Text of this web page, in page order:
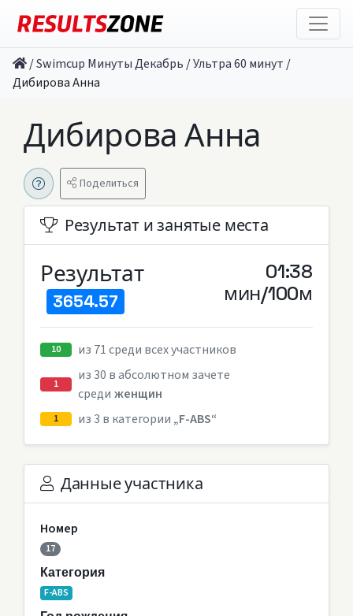
/Swimcup Минуты Декабрь /Ультра 60 минут /
Дибирова Анна
Дибирова Анна
Поделиться
Результат и занятые места
Результат
3654.57
01:38
мин/100м
10 из 71 среди всех участников
1
из 30 в абсолютном зачете
среди женщин
1 из 3 в категории „F-ABS“
Данные участника
Номер
17
Категория
F-ABS